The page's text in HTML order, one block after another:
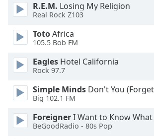
dialog
R.E.M. Losing My Religion
Real Rock Z103
TotoAfrica
105.5 Bob FM
Eagles Hotel California
Rock 97.7
Simple Minds Don't You
Big 102.1 FM
ForeignerI Want to Know What
BeGoodRadio - 80s Pop